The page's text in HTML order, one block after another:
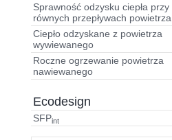
Sprawność odzysku ciepła przy
równych przepływach powietrza
Ciepło odzyskane z powietrza
wywiewanego
Roczne ogrzewanie powietrza
nawiewanego
Ecodesign
SFPint